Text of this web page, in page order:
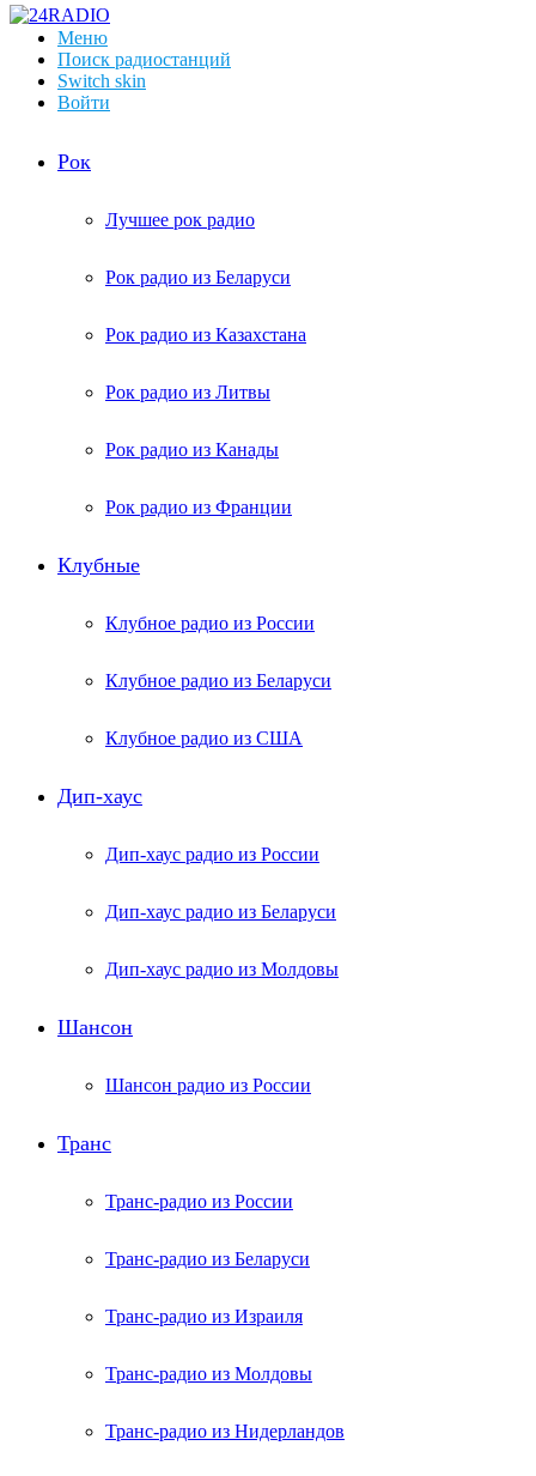
Меню
Поиск радиостанций
Switch skin
Войти
Рок
Лучшее рок радио
Рок радио из Беларуси
Рок радио из Казахстана
Рок радио из Литвы
Рок радио из Канады
Рок радио из Франции
Клубные
Клубное радио из России
Клубное радио из Беларуси
Клубное радио из США
Дип-хаус
Дип-хаус радио из России
Дип-хаус радио из Беларуси
Дип-хаус радио из Молдовы
Шансон
Шансон радио из России
Транс
Транс-радио из России
Транс-радио из Беларуси
Транс-радио из Израиля
Транс-радио из Молдовы
Транс-радио из Нидерландов